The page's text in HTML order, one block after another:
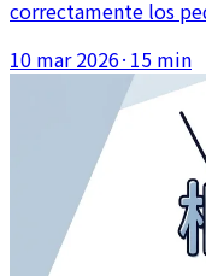
correctamente los
justo antes de
10 mar 2026· 15 min